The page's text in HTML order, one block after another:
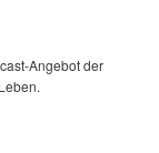
Angebot der